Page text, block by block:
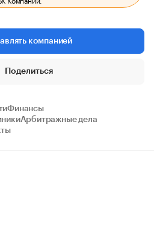
компанией
Поделиться
Финансы
Арбитражные дела